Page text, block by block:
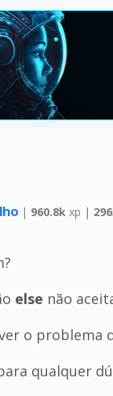
| 960.8k xp |
else não
o
qualquer